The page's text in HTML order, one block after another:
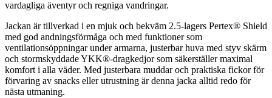
vardagliga äventyr och regniga vandringar.
Jackan är tillverkad i en mjuk och bekväm 2.5-lagers Pertex® Shield
med god andningsförmåga och med funktioner som
ventilationsöppningar under armarna, justerbar huva med styv skärm
och stormskyddade YKK®-dragkedjor som säkerställer maximal
komfort i alla väder. Med justerbara muddar och praktiska fickor för
förvaring av snacks eller utrustning är denna jacka alltid redo för
nästa utmaning.